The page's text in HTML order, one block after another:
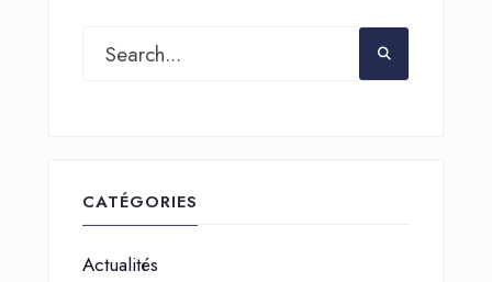
CATÉGORIES
Actualités